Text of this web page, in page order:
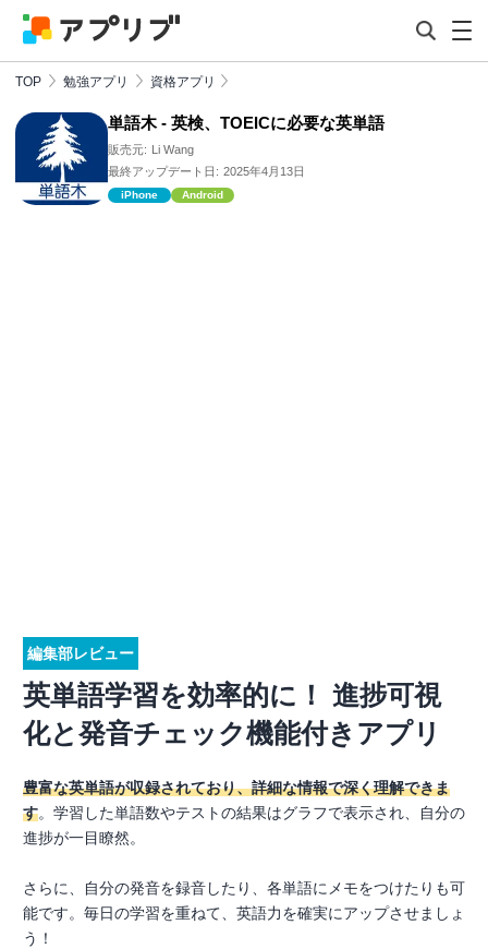
TOP 勉強アプリ 資格アプリ
単語木 - 英検、TOEICに必要な英単語
販売元: Li Wang
最終アップデート日: 2025年4月13日
iPhone Android
編集部レビュー
英単語学習を効率的に！ 進捗可視
化と発音チェック機能付きアプリ
豊富な英単語が収録されており、詳細な情報で深く理解できま
す。学習した単語数やテストの結果はグラフで表示され、自分の
進捗が一目瞭然。
さらに、自分の発音を録音したり、各単語にメモをつけたりも可
能です。毎日の学習を重ねて、英語力を確実にアップさせましょ
う！